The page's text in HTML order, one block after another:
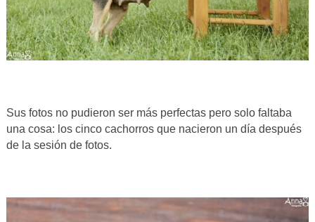
Sus fotos no pudieron ser más perfectas pero solo faltaba
una cosa: los cinco cachorros que nacieron un día después
de la sesión de fotos.